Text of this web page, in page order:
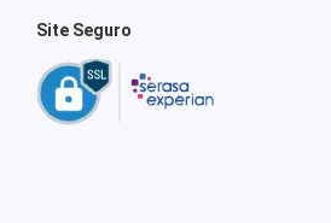
Site Seguro